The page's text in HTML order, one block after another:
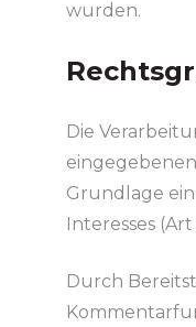
wurden.
Die
Grundlage
Interesses (Art
Durch